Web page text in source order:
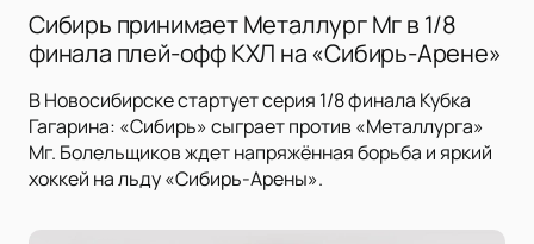
Сибирь принимает Металлург Мг в 1/8
финала плей-офф КХЛ на «Сибирь-Арене»
В Новосибирске стартует серия 1/8 финала Кубка
Гагарина: «Сибирь» сыграет против «Металлурга»
Мг. Болельщиков ждет напряжённая борьба и яркий
хоккей на льду «Сибирь-Арены».